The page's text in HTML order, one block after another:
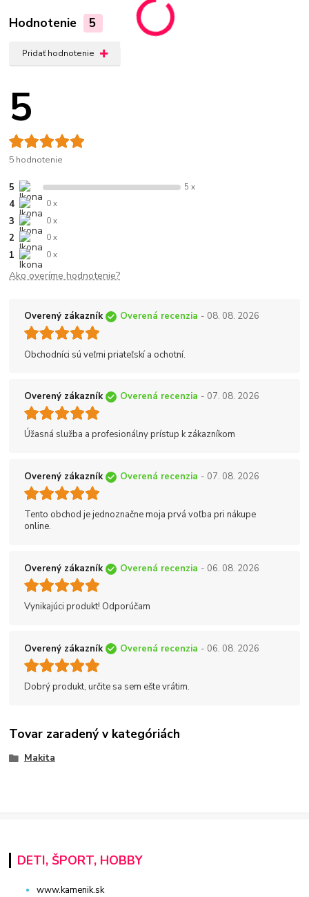
Hodnotenie 5
Pridať hodnotenie
5
5 hodnotenie
5 5 x
4 0 x
3 0 x
2 0 x
1 0 x
Ako overíme hodnotenie?
Overený zákazník Overená recenzia - 08. 08. 2026
Obchodníci sú veľmi priateľskí a ochotní.
Overený zákazník Overená recenzia - 07. 08. 2026
Úžasná služba a profesionálny prístup k zákazníkom
Overený zákazník Overená recenzia - 07. 08. 2026
Tento obchod je jednoznačne moja prvá voľba pri nákupe
online.
Overený zákazník Overená recenzia - 06. 08. 2026
Vynikajúci produkt! Odporúčam
Overený zákazník Overená recenzia - 06. 08. 2026
Dobrý produkt, určite sa sem ešte vrátim.
Tovar zaradený v kategóriách
Makita
DETI, ŠPORT, HOBBY
www.kamenik.sk